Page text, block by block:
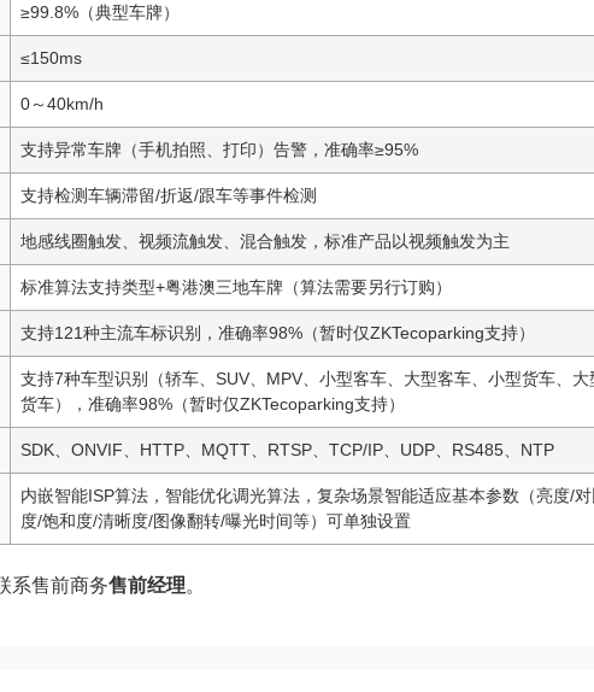
≥99.8%（典型车牌）
≤150ms
0～40km/h
支持异常车牌（手机拍照、打印）告警，准确率≥95%
支持检测车辆滞留/折返/跟车等事件检测
地感线圈触发、视频流触发、混合触发，标准产品以视频触发为主
标准算法支持类型+粤港澳三地车牌（算法需要另行订购）
支持121种主流车标识别，准确率98%（暂时仅ZKTecoparking支持）
支持7种车型识别（轿车、SUV、MPV、小型客车、大型客车、小型货车、大
货车），准确率98%（暂时仅ZKTecoparking支持）
SDK、ONVIF、HTTP、MQTT、RTSP、TCP/IP、UDP、RS485、NTP
内嵌智能ISP算法，智能优化调光算法，复杂场景智能适应基本参数（亮度/
度/饱和度/清晰度/图像翻转/曝光时间等）可单独设置
系售前商务售前经理。